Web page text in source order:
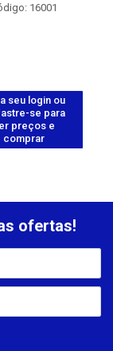
16001
seu login ou
se para
preços e
comprar
ofertas!